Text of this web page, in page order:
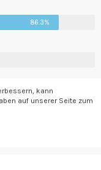
86.3%
kann
auf unserer Seite zum